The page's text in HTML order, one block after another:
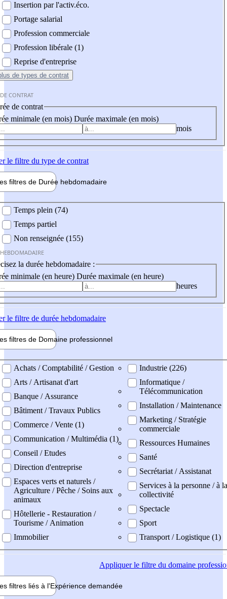
Insertion par l'activ.éco.
Portage salarial
Profession commerciale
Profession libérale (1)
Reprise d'entreprise
de types de contrat
CONTRAT
de contrat
minimale (en mois) Durée maximale (en mois)
mois
le filtre du type de contrat
filtres de Durée hebdomadaire
Temps plein (74)
Temps partiel
Non renseignée (155)
la durée hebdomadaire :
minimale (en heure) Durée maximale (en heure)
heures
le filtre de durée hebdomadaire
filtres de Domaine professionnel
professionel
Achats / Comptabilité / Gestion
Arts / Artisanat d'art
Banque / Assurance
Bâtiment / Travaux Publics
Commerce / Vente (1)
Communication / Multimédia (1)
Conseil / Etudes
Direction d'entreprise
Espaces verts et naturels /
Agriculture / Pêche / Soins aux
animaux
Hôtellerie - Restauration /
Tourisme / Animation
Immobilier
Industrie (226)
Informatique /
Télécommunication
Installation / Maintenance
Marketing / Stratégie
commerciale
Ressources Humaines
Santé
Secrétariat / Assistanat
Services à la personne / à la
collectivité
Spectacle
Sport
Transport / Logistique (1)
Appliquerle filtre du domaine
filtres liés à l'Expérience demandée